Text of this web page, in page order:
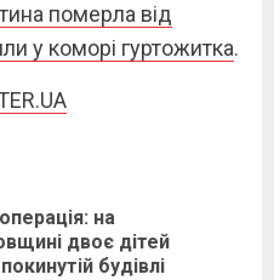
померла від
у коморі гуртожитка.
на
двоє дітей
будівлі